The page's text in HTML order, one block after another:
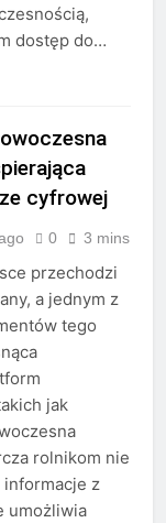
dostęp do…
cyfrowej
0 3 mins
przechodzi
a jednym z
tego
jak
rolnikom nie
z
umożliwia